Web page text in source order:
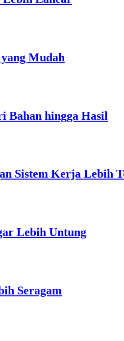
Mudah
Bahan hingga Hasil
Sistem Kerja Lebih
Lebih Untung
Seragam